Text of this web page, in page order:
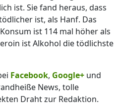
ist. Sie fand heraus, dass
ist, als Hanf. Das
ist 114 mal höher als
ist Alkohol die tödlichste
Facebook, Google+ und
News, tolle
Draht zur Redaktion.